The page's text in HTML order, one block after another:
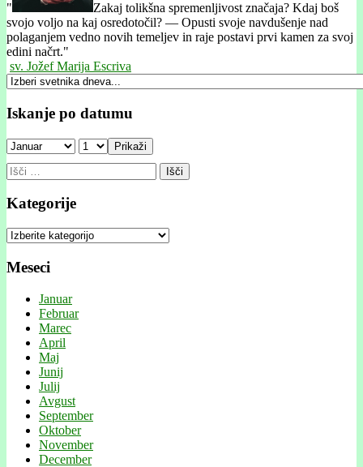
"
Zakaj tolikšna spremenljivost značaja? Kdaj boš
svojo voljo na kaj osredotočil? — Opusti svoje navdušenje nad
polaganjem vedno novih temeljev in raje postavi prvi kamen za svoj
edini načrt."
sv. Jožef Marija Escriva
Iskanje po datumu
Prikaži
Išči:
Kategorije
Kategorije
Meseci
Januar
Februar
Marec
April
Maj
Junij
Julij
Avgust
September
Oktober
November
December